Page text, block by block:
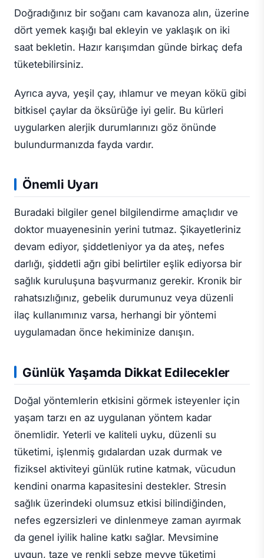
Doğradığınız bir soğanı cam kavanoza alın, üzerine
dört yemek kaşığı bal ekleyin ve yaklaşık on iki
saat bekletin. Hazır karışımdan günde birkaç defa
tüketebilirsiniz.
Ayrıca ayva, yeşil çay, ıhlamur ve meyan kökü gibi
bitkisel çaylar da öksürüğe iyi gelir. Bu kürleri
uygularken alerjik durumlarınızı göz önünde
bulundurmanızda fayda vardır.
Önemli Uyarı
Buradaki bilgiler genel bilgilendirme amaçlıdır ve
doktor muayenesinin yerini tutmaz. Şikayetleriniz
devam ediyor, şiddetleniyor ya da ateş, nefes
darlığı, şiddetli ağrı gibi belirtiler eşlik ediyorsa bir
sağlık kuruluşuna başvurmanız gerekir. Kronik bir
rahatsızlığınız, gebelik durumunuz veya düzenli
ilaç kullanımınız varsa, herhangi bir yöntemi
uygulamadan önce hekiminize danışın.
Günlük Yaşamda Dikkat Edilecekler
Doğal yöntemlerin etkisini görmek isteyenler için
yaşam tarzı en az uygulanan yöntem kadar
önemlidir. Yeterli ve kaliteli uyku, düzenli su
tüketimi, işlenmiş gıdalardan uzak durmak ve
fiziksel aktiviteyi günlük rutine katmak, vücudun
kendini onarma kapasitesini destekler. Stresin
sağlık üzerindeki olumsuz etkisi bilindiğinden,
nefes egzersizleri ve dinlenmeye zaman ayırmak
da genel iyilik haline katkı sağlar. Mevsimine
uygun, taze ve renkli sebze meyve tüketimi